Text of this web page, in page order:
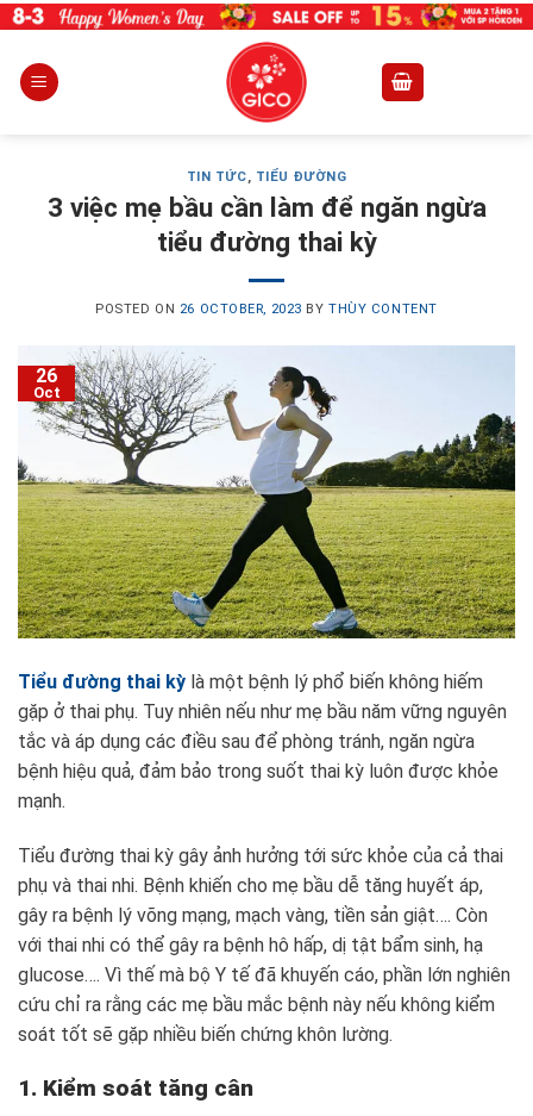
Skip
content
TIN TỨC, TIỂU ĐƯỜNG
3 việc mẹ bầu cần làm để ngăn ngừa
tiểu đường thai kỳ
POSTED ON 26 OCTOBER, 2023 BYTHÙY CONTENT
26
Oct
Tiểu đường thai kỳ là một bệnh lý phổ biến không hiếm
gặp ở thai phụ. Tuy nhiên nếu như mẹ bầu năm vững nguyên
tắc và áp dụng các điều sau để phòng tránh, ngăn ngừa
bệnh hiệu quả, đảm bảo trong suốt thai kỳ luôn được khỏe
mạnh.
Tiểu đường thai kỳ gây ảnh hưởng tới sức khỏe của cả thai
phụ và thai nhi. Bệnh khiến cho mẹ bầu dễ tăng huyết áp,
gây ra bệnh lý võng mạng, mạch vàng, tiền sản giật…. Còn
với thai nhi có thể gây ra bệnh hô hấp, dị tật bẩm sinh, hạ
glucose…. Vì thế mà bộ Y tế đã khuyến cáo, phần lớn nghiên
cứu chỉ ra rằng các mẹ bầu mắc bệnh này nếu không kiểm
soát tốt sẽ gặp nhiều biến chứng khôn lường.
1. Kiểm soát tăng cân